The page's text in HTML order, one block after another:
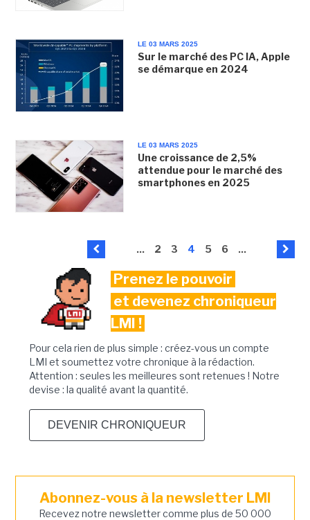
LE 03 MARS 2025
Sur le marché des PC IA, Apple
se démarque en 2024
LE 03 MARS 2025
Une croissance de 2,5%
attendue pour le marché des
smartphones en 2025
... 2 3 4 5 6 ...
Prenez le pouvoir
et devenez chroniqueur
LMI !
Pour cela rien de plus simple : créez-vous un compte
LMI et soumettez votre chronique à la rédaction.
Attention : seules les meilleures sont retenues ! Notre
devise : la qualité avant la quantité.
DEVENIR CHRONIQUEUR
Abonnez-vous à la newsletter LMI
Recevez notre newsletter comme plus de 50 000